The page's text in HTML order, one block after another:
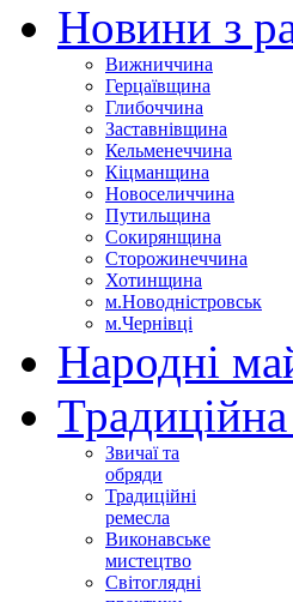
Новини з
Вижниччина
Герцаївщина
Глибоччина
Заставнівщина
Кельменеччина
Кіцманщина
Новоселиччина
Путильщина
Сокирянщина
Сторожинеччина
Хотинщина
м.Новодністровськ
м.Чернівці
Народні
Звичаї та
обряди
Традиційні
ремесла
Виконавське
мистецтво
Світоглядні